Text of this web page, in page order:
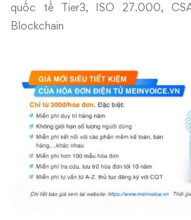
quốc tế Tier3, ISO 27.000,
Blockchain